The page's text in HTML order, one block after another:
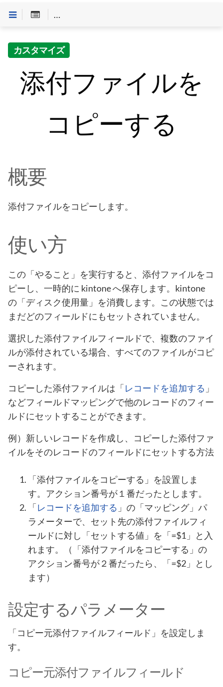
Customineドキュメントへようこそ
カスタマイズ
添付ファイルを
コピーする
概要
添付ファイルをコピーします。
使い方
この「やること」を実行すると、添付ファイルをコ
ピーし、一時的に kintone へ保存します。kintone
の「ディスク使用量」を消費します。この状態では
まだどのフィールドにもセットされていません。
選択した添付ファイルフィールドで、複数のファイ
ルが添付されている場合、すべてのファイルがコピ
ーされます。
コピーした添付ファイルは「レコードを追加する 」
などフィールドマッピングで他のレコードのフィー
ルドにセットすることができます。
例）新しいレコードを作成し、コピーした添付ファ
イルをそのレコードのフィールドにセットする方法
「添付ファイルをコピーする」を設置しま
す。アクション番号が１番だったとします。
「レコードを追加する 」の「マッピング」パ
ラメーターで、セット先の添付ファイルフィ
ールドに対し「セットする値」を「=$1」と入
れます。（「添付ファイルをコピーする」の
アクション番号が２番だったら、「=$2」とし
ます）
設定するパラメーター
「コピー元添付ファイルフィールド」を設定しま
す。
コピー元添付ファイルフィールド